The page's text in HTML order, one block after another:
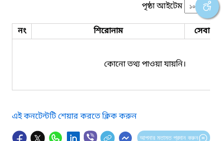
পৃষ্ঠা আইটেম
নং শিরোনাম সেবার
কোনো তথ্য পাওয়া যায়নি।
এই কনটেন্টটি শেয়ার করতে ক্লিক করুন
আপনার মতামত প্রদান করুন